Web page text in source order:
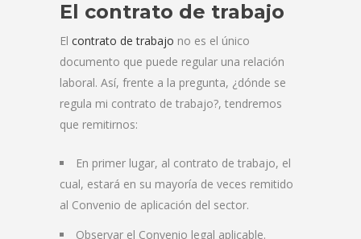
El contrato de trabajo
El contrato de trabajo no es el único
documento que puede regular una relación
laboral. Así, frente a la pregunta, ¿dónde se
regula mi contrato de trabajo?, tendremos
que remitirnos:
En primer lugar, al contrato de trabajo, el
cual, estará en su mayoría de veces remitido
al Convenio de aplicación del sector.
Observar el Convenio legal aplicable.